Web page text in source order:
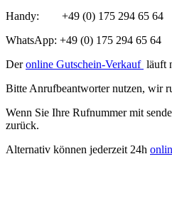
Handy: +49 (0) 175 294 65 64
WhatsApp: +49 (0) 175 294 65 64
Deronline Gutschein-Verkauf läuft
Bitte Anrufbeantworter nutzen, wir
Wenn Sie Ihre Rufnummer mit
zurück.
Alternativ können jederzeit 24h